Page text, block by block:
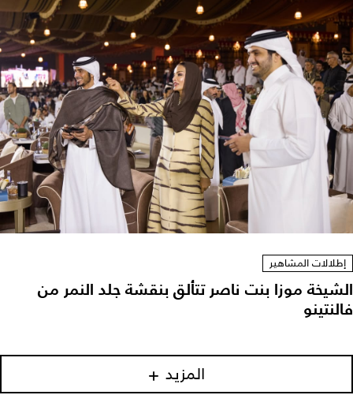
إطلالات المشاهير
الشيخة موزا بنت ناصر تتألق بنقشة جلد النمر من
فالنتينو
المزيد